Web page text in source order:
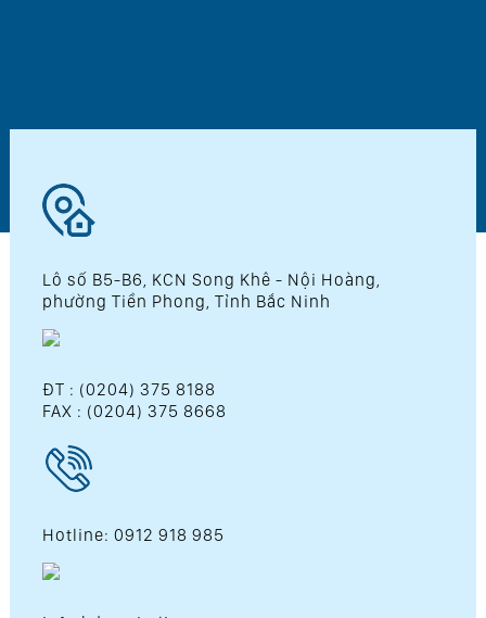
Lô số B5-B6, KCN Song Khê - Nội Hoàng,
phường Tiền Phong, Tỉnh Bắc Ninh
ĐT : (0204) 375 8188
FAX : (0204) 375 8668
Hotline: 0912 918 985